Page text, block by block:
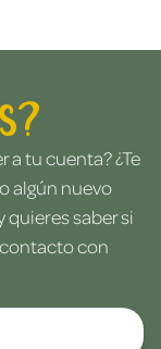
a tu cuenta? ¿Te
algún nuevo
quieres saber si
con